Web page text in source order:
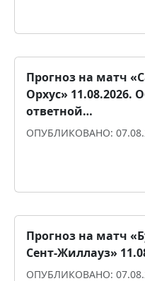
Прогноз на матч
Орхус» 11.08.2026.
ответной…
ОПУБЛИКОВАНО:
Прогноз на матч
Сент-Жиллауз»
ОПУБЛИКОВАНО: